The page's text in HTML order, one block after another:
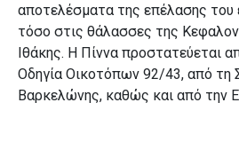
αποτελέσματα της επέλασης του
τόσο στις θάλασσες της
Ιθάκης. Η Πίννα προστατεύεται
Οδηγία Οικοτόπων 92/43, από τη
Βαρκελώνης, καθώς και από την